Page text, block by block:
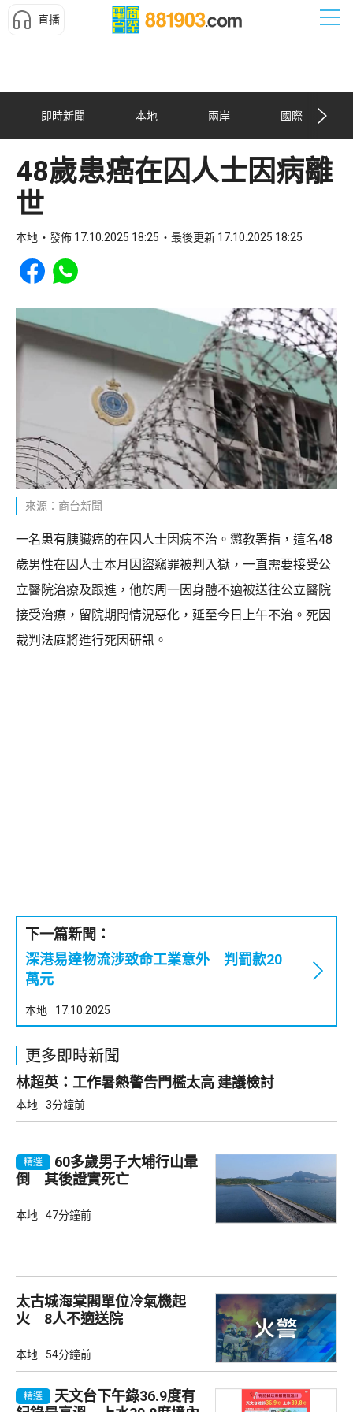
直播
即時新聞 本地 兩岸 國際
48歲患癌在囚人士因病離
世
本地 發佈 17.10.2025 18:25 最後更新 17.10.2025 18:25
Share to Facebook
Share to WhatsApp
來源：商台新聞
一名患有胰臟癌的在囚人士因病不治。懲教署指，這名48
歲男性在囚人士本月因盜竊罪被判入獄，一直需要接受公
立醫院治療及跟進，他於周一因身體不適被送往公立醫院
接受治療，留院期間情況惡化，延至今日上午不治。死因
裁判法庭將進行死因研訊。
下一篇新聞：
深港易達物流涉致命工業意外 判罰款20
萬元
本地 17.10.2025
更多即時新聞
林超英：工作暑熱警告門檻太高 建議檢討
本地 3分鐘前
精選
60多歲男子大埔行山暈
倒 其後證實死亡
本地 47分鐘前
太古城海棠閣單位冷氣機起
火 8人不適送院
本地 54分鐘前
精選
天文台下午錄36.9度有